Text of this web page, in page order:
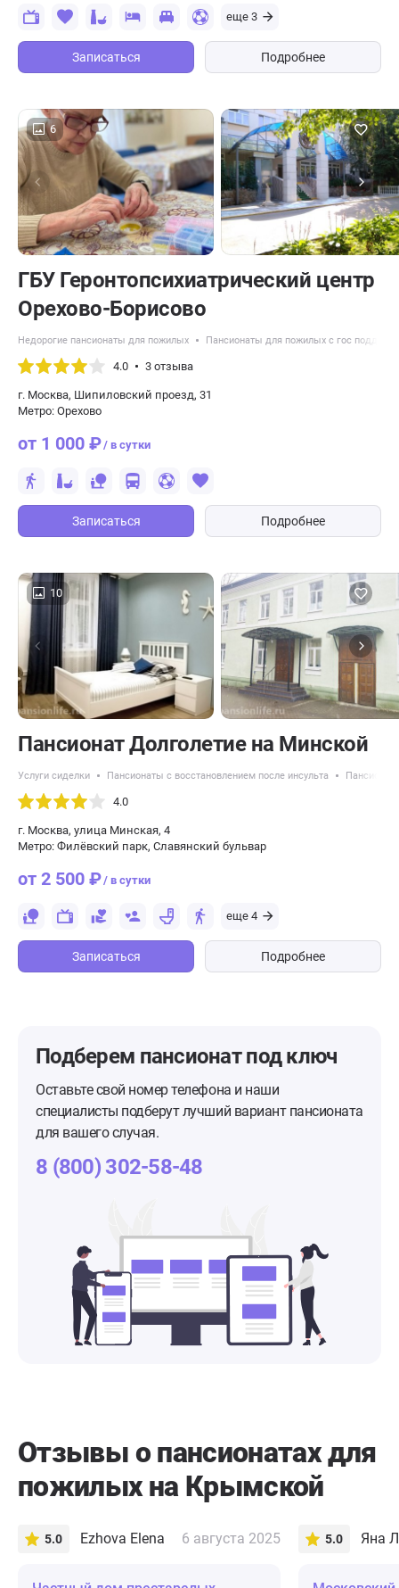
еще 3
Записаться Подробнее
6
ГБУ Геронтопсихиатрический центр
Орехово-Борисово
Недорогие пансионаты для пожилых Пансионаты для пожилых с гос
4.0 3 отзыва
г. Москва, Шипиловский проезд, 31
Метро: Орехово
от 1 000 ₽/ в сутки
Записаться Подробнее
10
Пансионат Долголетие на Минской
Услуги сиделки Пансионаты с восстановлением после инсульта
4.0
г. Москва, улица Минская, 4
Метро: Филёвский парк, Славянский бульвар
от 2 500 ₽/ в сутки
еще 4
Записаться Подробнее
Подберем пансионатпод ключ
Оставьте свой номер телефона и наши
специалисты подберут лучший вариант пансионата
для вашего случая.
8 (800) 302-58-48
Отзывы о пансионатах для
пожилых на Крымской
5.0 Ezhova Elena 6 августа 2025 5.0 Яна Л